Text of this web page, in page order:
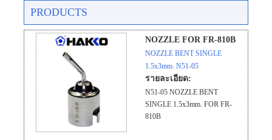
PRODUCTS
NOZZLE FOR FR-810B
NOZZLE BENT SINGLE
1.5x3mm. N51-05
รายละเอียด:
N51-05 NOZZLE BENT
SINGLE 1.5x3mm. FOR FR-
810B